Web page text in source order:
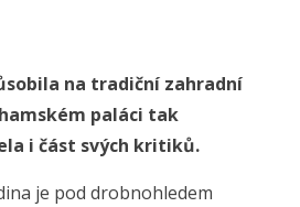
na tradiční zahradní
paláci tak
i část svých kritiků.
je pod drobnohledem